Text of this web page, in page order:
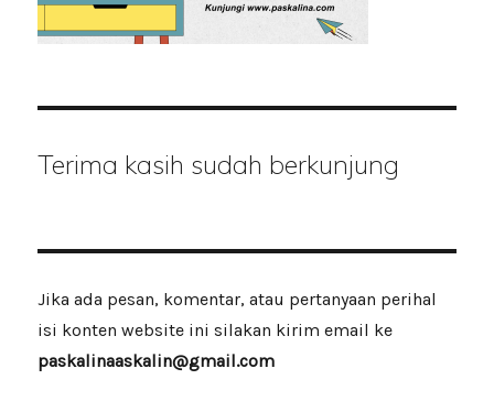
Terima kasih sudah berkunjung
Jika ada pesan, komentar, atau pertanyaan perihal
isi konten website ini silakan kirim email ke
paskalinaaskalin@gmail.com